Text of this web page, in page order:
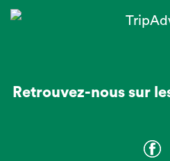
Retrouvez-nous sur